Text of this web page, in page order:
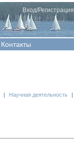
Вход/Регистрация
Контакты
Научная деятельность